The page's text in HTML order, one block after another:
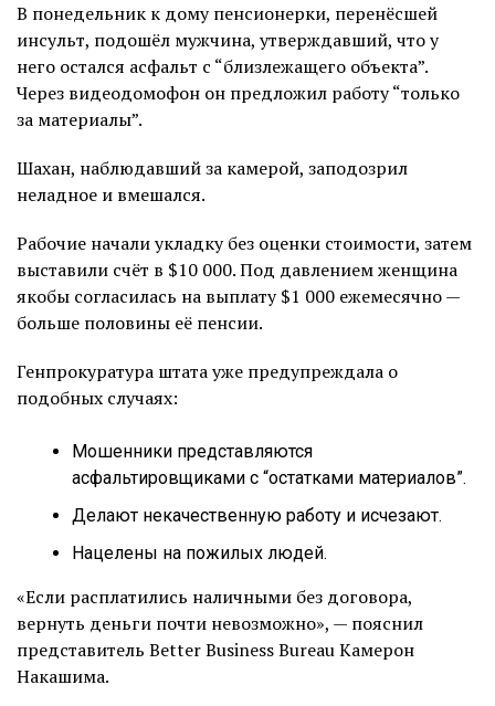
В понедельник к дому пенсионерки, перенёсшей
инсульт, подошёл мужчина, утверждавший, что у
него остался асфальт с “близлежащего объекта”.
Через видеодомофон он предложил работу “только
за материалы”.
Шахан, наблюдавший за камерой, заподозрил
неладное и вмешался.
Рабочие начали укладку без оценки стоимости, затем
выставили счёт в $10 000. Под давлением женщина
якобы согласилась на выплату $1 000 ежемесячно —
больше половины её пенсии.
Генпрокуратура штата уже предупреждала о
подобных случаях:
Мошенники представляются
асфальтировщиками с “остатками материалов”.
Делают некачественную работу и исчезают.
Нацелены на пожилых людей.
«Если расплатились наличными без договора,
вернуть деньги почти невозможно», — пояснил
представитель Better Business Bureau Камерон
Накашима.